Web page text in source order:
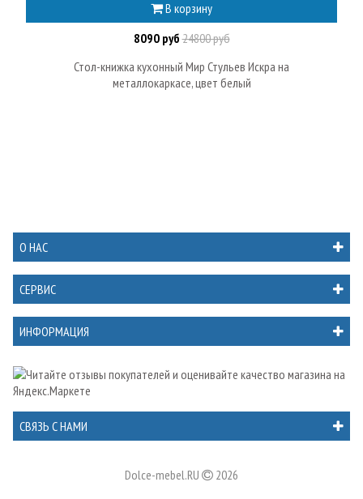
В корзину
8090 руб24800 руб
Стол-книжка кухонный Мир Стульев Искра на
металлокаркасе, цвет белый
О НАС
СЕРВИС
ИНФОРМАЦИЯ
СВЯЗЬ С НАМИ
Dolce-mebel.RU 2026